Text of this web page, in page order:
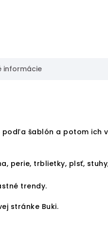
informácie
šablón a potom ich
perie, trblietky, plsť,
trendy.
stránke Buki.